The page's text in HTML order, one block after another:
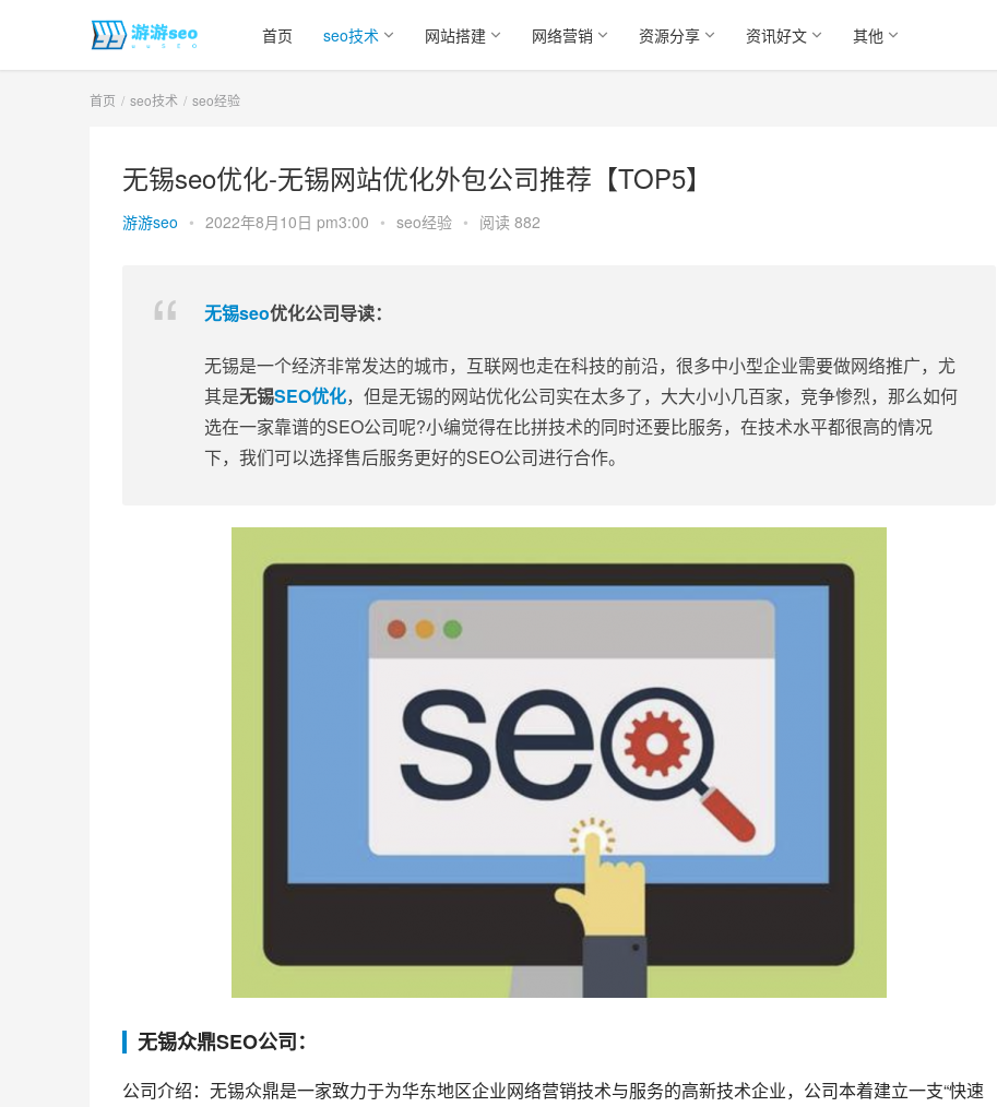
首页 seo技术 网站搭建 网络营销 资源分享 资讯好文 其他
首页 seo技术 seo经验
无锡seo优化-无锡网站优化外包公司推荐【TOP5】
游游seo • 2022年8月10日 pm3:00 • seo经验 • 阅读 882
无锡seo优化公司导读：
无锡是一个经济非常发达的城市，互联网也走在科技的前沿，很多中小型企业需要做网络推广，尤
其是无锡SEO优化，但是无锡的网站优化公司实在太多了，大大小小几百家，竞争惨烈，那么如何
选在一家靠谱的SEO公司呢?小编觉得在比拼技术的同时还要比服务，在技术水平都很高的情况
下，我们可以选择售后服务更好的SEO公司进行合作。
无锡众鼎SEO公司：
公司介绍：无锡众鼎是一家致力于为华东地区企业网络营销技术与服务的高新技术企业，公司本着建立一支“快速